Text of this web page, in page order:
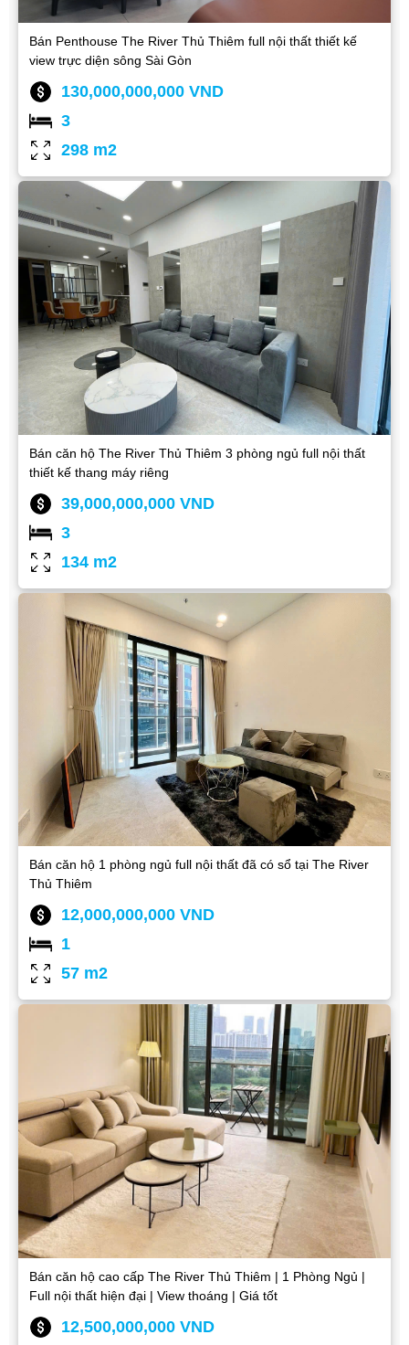
Bán Penthouse The River Thủ Thiêm full nội thất thiết kế
view trực diện sông Sài Gòn
130,000,000,000 VND
3
298 m2
Bán căn hộ The River Thủ Thiêm 3 phòng ngủ full nội thất
thiết kế thang máy riêng
39,000,000,000 VND
3
134 m2
Bán căn hộ 1 phòng ngủ full nội thất đã có sổ tại The River
Thủ Thiêm
12,000,000,000 VND
1
57 m2
Bán căn hộ cao cấp The River Thủ Thiêm | 1 Phòng Ngủ |
Full nội thất hiện đại | View thoáng | Giá tốt
12,500,000,000 VND